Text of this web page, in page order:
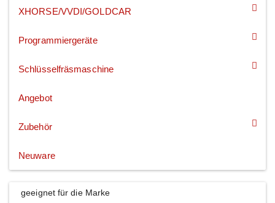
XHORSE/VVDI/GOLDCAR
Programmiergeräte
Schlüsselfräsmaschine
Angebot
Zubehör
Neuware
geeignet für die Marke